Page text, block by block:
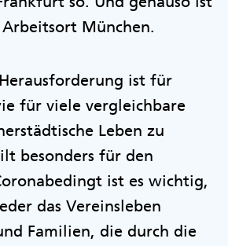
München.
ist für
für viele vergleichbare
Leben zu
besonders für den
ist es wichtig,
das Vereinsleben
Familien, die durch die